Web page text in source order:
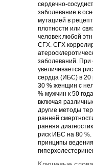
сердечно-
заболевание в
мутацией в
плотности или
человек любой
СГХ. СГХ
заболеваний. При
увеличивается
сердца (ИБС) в 20
30 % женщин с
% мужчин к 50
включая
другиe методы
ранней
ранняя
риск ИБС на 80
принципы